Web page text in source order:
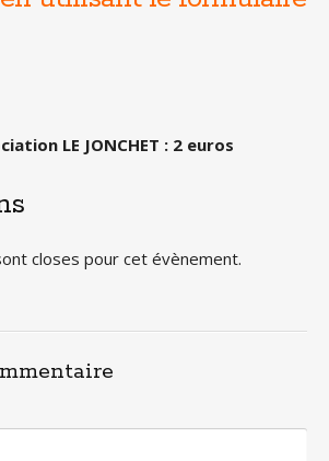
LE JONCHET : 2 euros
closes pour cet évènement.